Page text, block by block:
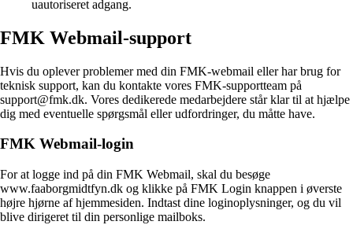
uautoriseret adgang.
FMK Webmail-support
Hvis du oplever problemer med din FMK-webmail eller har brug for
teknisk support, kan du kontakte vores FMK-supportteam på
support@fmk.dk. Vores dedikerede medarbejdere står klar til at hjælpe
dig med eventuelle spørgsmål eller udfordringer, du måtte have.
FMK Webmail-login
For at logge ind på din FMK Webmail, skal du besøge
www.faaborgmidtfyn.dk og klikke på FMK Login knappen i øverste
højre hjørne af hjemmesiden. Indtast dine loginoplysninger, og du vil
blive dirigeret til din personlige mailboks.